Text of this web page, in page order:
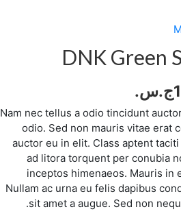
DNK Green
ج.س.
Nam nec tellus a odio tincidunt
odio. Sed non mauris vitae erat
auctor eu in elit. Class aptent
ad litora torquent per conubia
inceptos himenaeos. Mauris in
Nullam ac urna eu felis dapibus
sit amet a augue. Sed non